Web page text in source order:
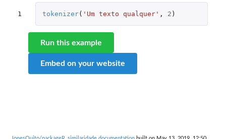
1 tokenizer( 'Um texto qualquer' , 2 )
Run this example
Embed on your website